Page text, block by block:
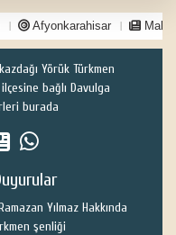
Afyonkarahisar
Yörük Türkmen
bağlı Davulga
burada
Yılmaz Hakkında
şenliği